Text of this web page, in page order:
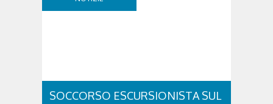
SOCCORSO ESCURSIONISTA SUL